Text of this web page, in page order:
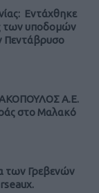
Εντάχθηκε
των υποδομών
Πεντάβρυσο
Α.Ε.
στο Μαλακό
των Γρεβενών